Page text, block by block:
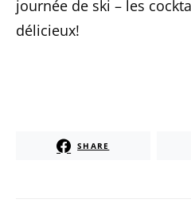
journée de ski – les
délicieux!
SHARE